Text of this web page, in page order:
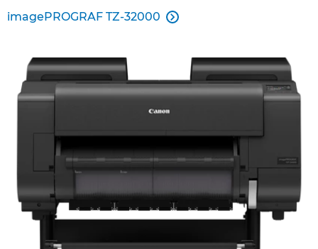
imagePROGRAF TZ-32000 